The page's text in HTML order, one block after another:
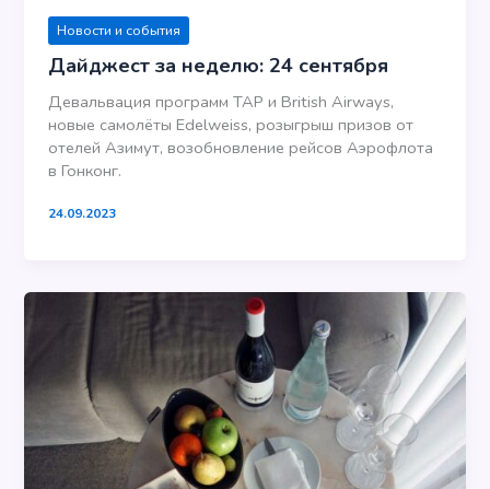
Новости и события
Дайджест за неделю: 24 сентября
Девальвация программ TAP и British Airways,
новые самолёты Edelweiss, розыгрыш призов от
отелей Азимут, возобновление рейсов Аэрофлота
в Гонконг.
24.09.2023